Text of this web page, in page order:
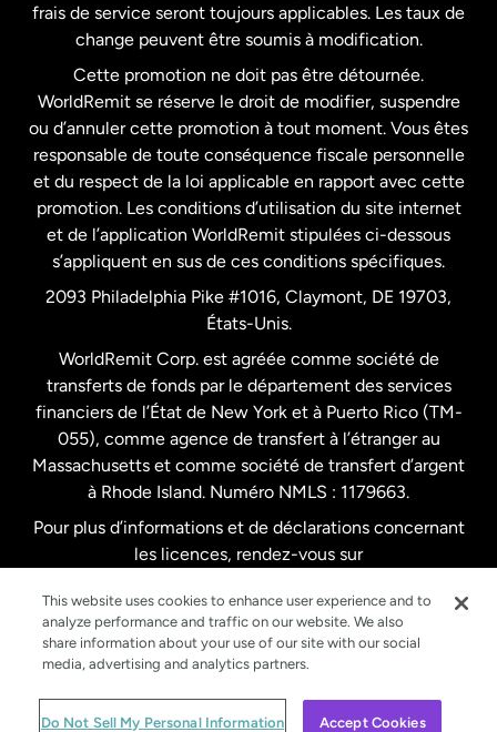
États-Unis Español
France
Malaisie
Nouvelle-Zélande
Pays-Bas
Royaume-Uni
Suède
frais de service seront toujours applicables. Les taux de
change peuvent être soumis à modification.
Cette promotion ne doit pas être détournée.
WorldRemit se réserve le droit de modifier, suspendre
ou d’annuler cette promotion à tout moment. Vous êtes
responsable de toute conséquence fiscale personnelle
et du respect de la loi applicable en rapport avec cette
promotion. Les conditions d’utilisation du site internet
et de l’application WorldRemit stipulées ci-dessous
s’appliquent en sus de ces conditions spécifiques.
2093 Philadelphia Pike #1016, Claymont, DE 19703,
États-Unis.
WorldRemit Corp. est agréée comme société de
transferts de fonds par le département des services
financiers de l’État de New York et à Puerto Rico (TM-
055), comme agence de transfert à l’étranger au
Massachusetts et comme société de transfert d’argent
à Rhode Island. Numéro NMLS : 1179663.
Pour plus d’informations et de déclarations concernant
les licences, rendez-vous sur
© WorldRemit 2024
This website uses cookies to enhance user experience and to
analyze performance and traffic on our website. We also
share information about your use of our site with our social
media, advertising and analytics partners.
Do Not Sell My Personal Information Accept Cookies